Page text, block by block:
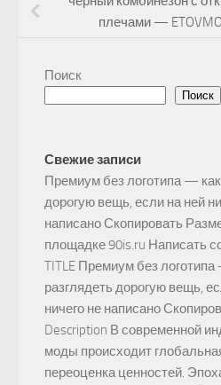
плечами —
Поиск
Поиск
Свежие записи
Премиум без логотипа — как
дорогую вещь, если на ней
написано Скопировать
площадке 90is.ru Написать
TITLE Премиум без
разглядеть дорогую вещь,
ничего не написано
Description В современной
моды происходит
переоценка ценностей.